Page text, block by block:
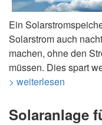
Ein
Solarstrom auch
machen, ohne den
müssen. Dies spart
> weiterlesen
Solaranlage